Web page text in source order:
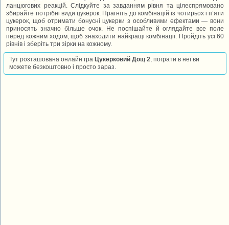
ланцюгових реакцій. Слідкуйте за завданням рівня та цілеспрямовано
збирайте потрібні види цукерок. Прагніть до комбінацій із чотирьох і п’яти
цукерок, щоб отримати бонусні цукерки з особливими ефектами — вони
приносять значно більше очок. Не поспішайте й оглядайте все поле
перед кожним ходом, щоб знаходити найкращі комбінації. Пройдіть усі 60
рівнів і зберіть три зірки на кожному.
Тут розташована онлайн гра Цукерковий Дощ 2, пограти в неї ви
можете безкоштовно і просто зараз.